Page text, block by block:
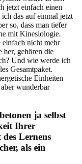
jetzt einfach einen
das auf einmal jetzt
so, dass man tiefer
mit Kinesiologie.
einfach nicht mehr
her, gehören die
Und wie werde ich
Gesamtpaket.
Einheiten
wunderbar
ja selbst
Ihrer
Lernens
als ein